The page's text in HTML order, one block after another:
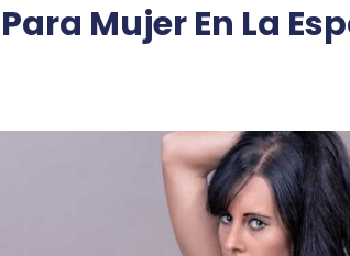
Mujer En La